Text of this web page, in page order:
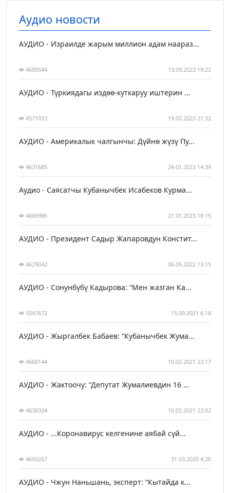
Аудио новости
АУДИО - Израилде жарым миллион адам наараз...
4600544 13.03.2023 19:22
АУДИО - Түркиядагы издөө-куткаруу иштерин ...
4571033 19.02.2023 21:32
АУДИО - Америкалык чалгынчы: Дүйнө жүзү Пу...
4631685 24.01.2023 14:39
Аудио - Саясатчы Кубанычбек Исабеков Курма...
4666986 21.01.2023 18:15
АУДИО - Президент Садыр Жапаровдун Констит...
4629042 06.05.2022 13:15
АУДИО - Сонунбүбү Кадырова: “Мен жазган Ка...
5047672 15.09.2021 6:18
АУДИО - Жыргалбек Бабаев: “Кубанычбек Жума...
4668144 10.02.2021 23:17
АУДИО - Жактоочу: “Депутат Жумалиевдин 16 ...
4638334 10.02.2021 23:02
АУДИО - ...Коронавирус келгенине аябай сүй...
4693267 31.03.2020 4:20
АУДИО - Чжун Наньшань, эксперт: “Кытайда к...